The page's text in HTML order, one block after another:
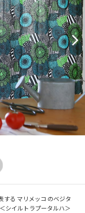
する マリメッコ のベジタ
シイルトラプータルハ＞